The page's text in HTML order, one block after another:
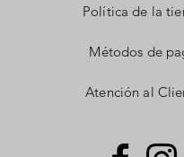
Política de la
Métodos de
Atención al